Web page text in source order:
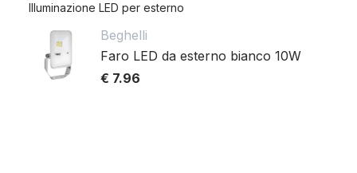
Illuminazione LED per esterno
Beghelli
Faro LED da esterno bianco 10W
€ 7.96